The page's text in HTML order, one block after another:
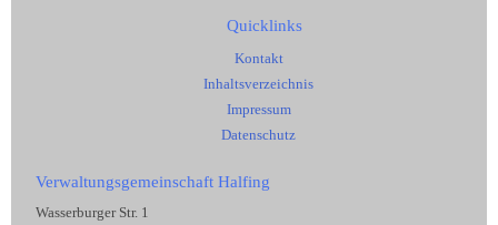
Quicklinks
Kontakt
Inhaltsverzeichnis
Impressum
Datenschutz
Verwaltungsgemeinschaft Halfing
Wasserburger Str. 1